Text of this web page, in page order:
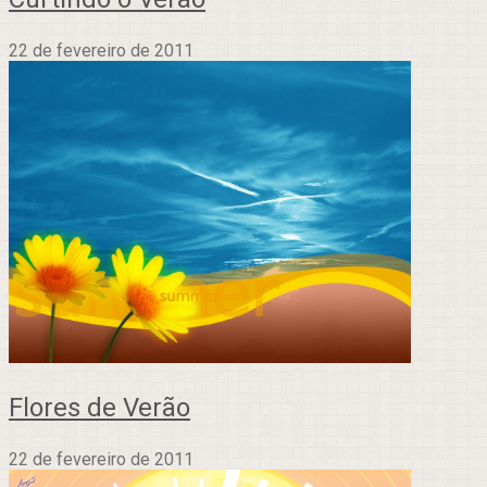
22 de fevereiro de 2011
Flores de Verão
22 de fevereiro de 2011